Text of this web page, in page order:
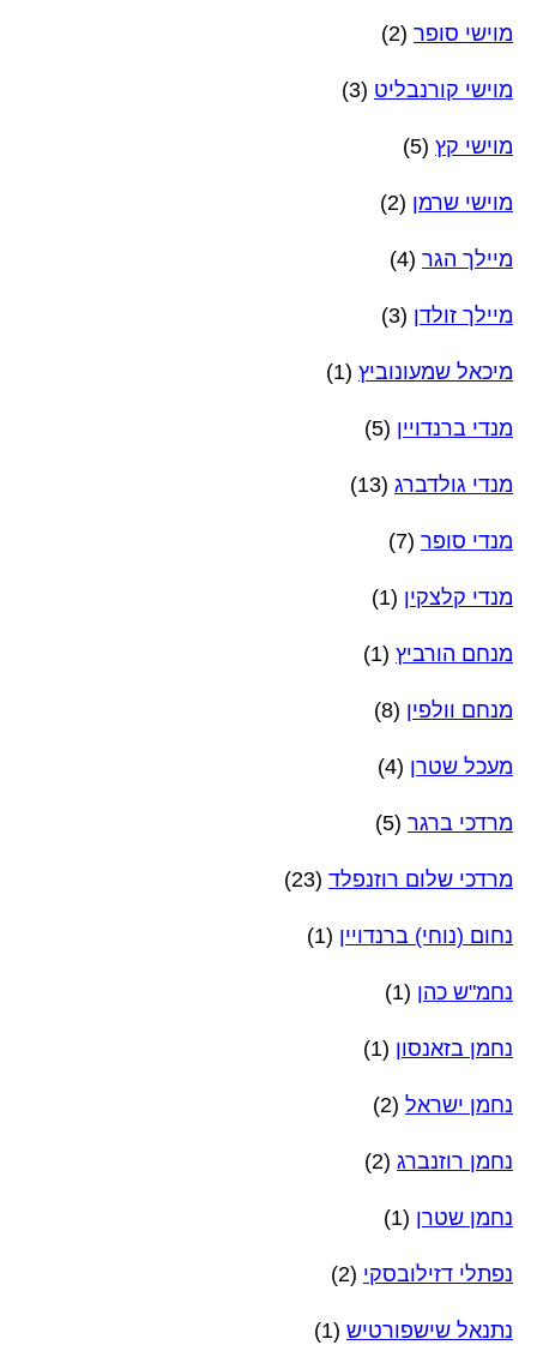
מוישי סופר (2)
מוישי קורנבליט (3)
מוישי קץ (5)
מוישי שרמן (2)
מיילך הגר (4)
מיילך זולדן (3)
מיכאל שמעונוביץ (1)
מנדי ברנדויין (5)
מנדי גולדברג (13)
מנדי סופר (7)
מנדי קלצקין (1)
מנחם הורביץ (1)
מנחם וולפין (8)
מעכל שטרן (4)
מרדכי ברגר (5)
מרדכי שלום רוזנפלד (23)
נחום (נוחי) ברנדויין (1)
נחמ"ש כהן (1)
נחמן בזאנסון (1)
נחמן ישראל (2)
נחמן רוזנברג (2)
נחמן שטרן (1)
נפתלי דזילובסקי (2)
נתנאל שישפורטיש (1)